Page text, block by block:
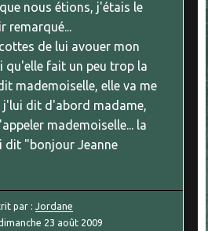
nous étions, j'étais le
remarqué...
de lui avouer mon
qu'elle fait un peu trop la
mademoiselle, elle va me
j'lui dit d'abord madame,
mademoiselle... la
dit "bonjour Jeanne
par :Jordane
23 août 2009